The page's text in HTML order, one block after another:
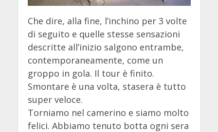
Che dire, alla fine, l’inchino per 3 volte
di seguito e quelle stesse sensazioni
descritte all’inizio salgono entrambe,
contemporaneamente, come un
groppo in gola. Il tour è finito.
Smontare è una volta, stasera è tutto
super veloce.
Torniamo nel camerino e siamo molto
felici. Abbiamo tenuto botta ogni sera